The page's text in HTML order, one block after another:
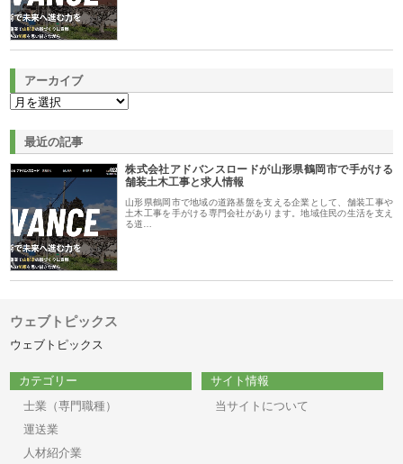
アーカイブ
最近の記事
株式会社アドバンスロードが山形県鶴岡市で手がける
舗装土木工事と求人情報
山形県鶴岡市で地域の道路基盤を支える企業として、舗装工事や
土木工事を手がける専門会社があります。地域住民の生活を支え
る道…
ウェブトピックス
ウェブトピックス
カテゴリー
士業（専門職種）
運送業
人材紹介業
サイト情報
当サイトについて